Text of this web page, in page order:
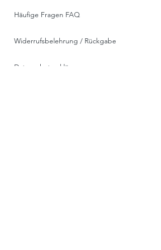
Häufige Fragen FAQ
Widerrufsbelehrung / Rückgabe
Datenschutzerklärung